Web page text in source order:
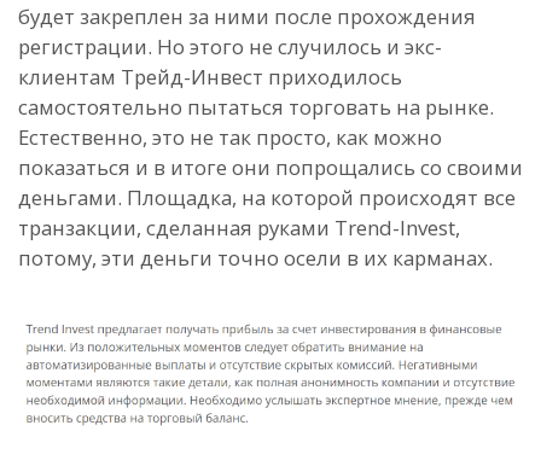
будет закреплен за ними после прохождения
регистрации. Но этого не случилось и экс-
клиентам Трейд-Инвест приходилось
самостоятельно пытаться торговать на рынке.
Естественно, это не так просто, как можно
показаться и в итоге они попрощались со своими
деньгами. Площадка, на которой происходят все
транзакции, сделанная руками Trend-Invest,
потому, эти деньги точно осели в их карманах.